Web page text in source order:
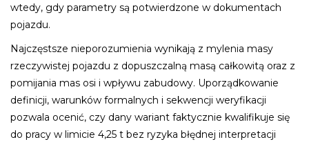
wtedy, gdy parametry są potwierdzone w dokumentach
pojazdu.
Najczęstsze nieporozumienia wynikają z mylenia masy
rzeczywistej pojazdu z dopuszczalną masą całkowitą oraz z
pomijania mas osi i wpływu zabudowy. Uporządkowanie
definicji, warunków formalnych i sekwencji weryfikacji
pozwala ocenić, czy dany wariant faktycznie kwalifikuje się
do pracy w limicie 4,25 t bez ryzyka błędnej interpretacji